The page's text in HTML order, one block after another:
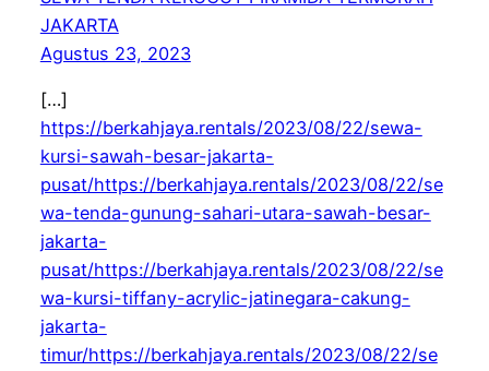
JAKARTA
Agustus 23, 2023
[…]
https://berkahjaya.rentals/2023/08/22/sewa-
kursi-sawah-besar-jakarta-
pusat/https://berkahjaya.rentals/2023/08/22/se
wa-tenda-gunung-sahari-utara-sawah-besar-
jakarta-
pusat/https://berkahjaya.rentals/2023/08/22/se
wa-kursi-tiffany-acrylic-jatinegara-cakung-
jakarta-
timur/https://berkahjaya.rentals/2023/08/22/se